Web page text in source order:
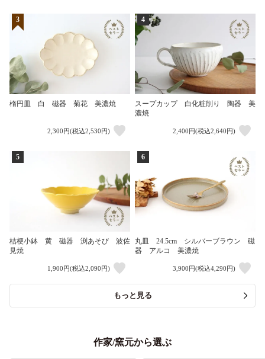
3
楕円皿 白 磁器 菊花 美濃焼
2,300円(税込2,530円)
4
スープカップ 白化粧削り 陶器 美
濃焼
2,400円(税込2,640円)
5
桔梗小鉢 黄 磁器 渕あそび 波佐
見焼
1,900円(税込2,090円)
6
丸皿 24.5cm シルバーブラウン 磁
器 アルコ 美濃焼
3,900円(税込4,290円)
もっと見る
作家/窯元から選ぶ